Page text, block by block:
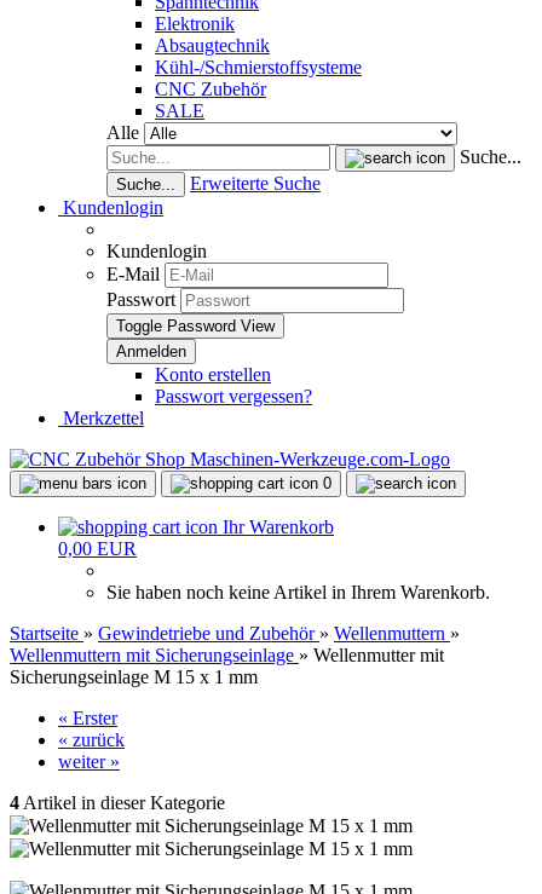
Elektronik
Absaugtechnik
Kühl-/Schmierstoffsysteme
CNC Zubehör
SALE
Alle
Suche...
Suche...
Erweiterte Suche
Kundenlogin
Kundenlogin
E-Mail
Passwort
Toggle Password View
Konto erstellen
Passwort vergessen?
Merkzettel
0
Ihr Warenkorb
0,00 EUR
Sie haben noch keine Artikel in Ihrem Warenkorb.
Startseite » Gewindetriebe und Zubehör » Wellenmuttern »
Wellenmuttern mit Sicherungseinlage » Wellenmutter mit
Sicherungseinlage M 15 x 1 mm
« Erster
« zurück
weiter »
4 Artikel in dieser Kategorie